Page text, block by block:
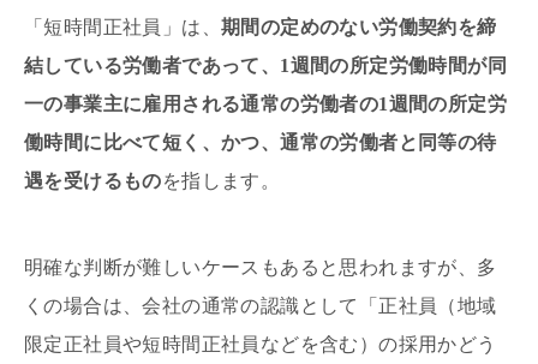
「短時間正社員」は、 期間の定めのない労働契約を締
結している労働者であって、1週間の所定労働時間が同
一の事業主に雇用される通常の労働者の1週間の所定労
働時間に比べて短く、かつ、通常の労働者と同等の待
遇を受けるものを指します。
明確な判断が難しいケースもあると思われますが、多
くの場合は、会社の通常の認識として「正社員（地域
限定正社員や短時間正社員などを含む）の採用かどう